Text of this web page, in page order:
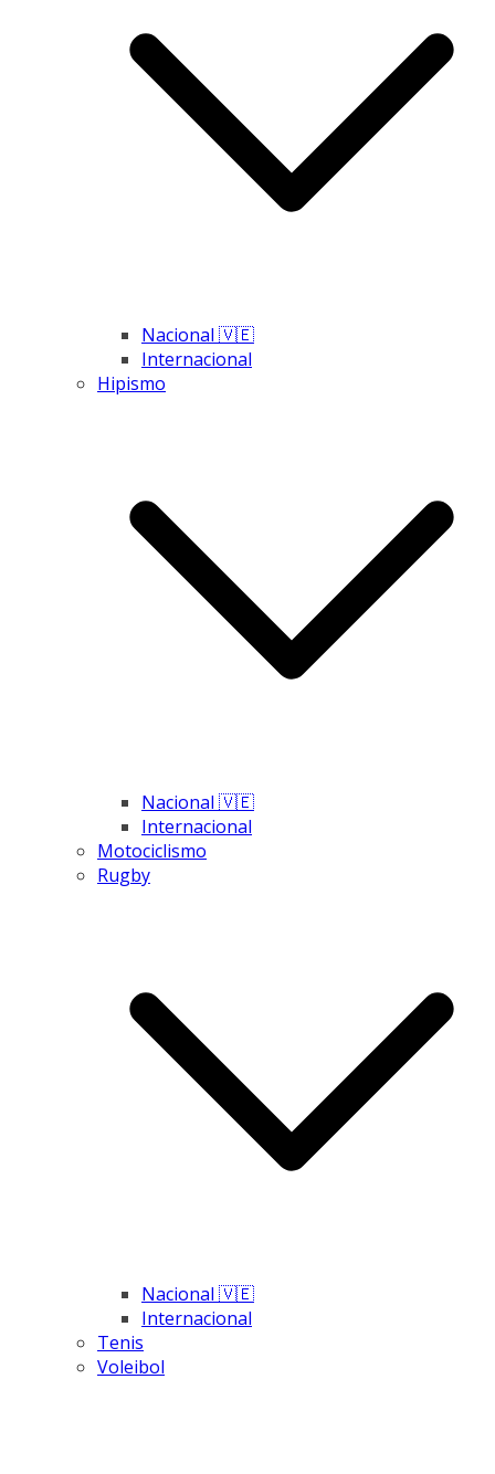
Nacional 🇻🇪
Internacional
Hipismo
Nacional 🇻🇪
Internacional
Motociclismo
Rugby
Nacional 🇻🇪
Internacional
Tenis
Voleibol